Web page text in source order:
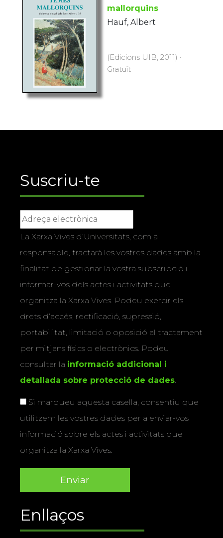
mallorquins
Hauf, Albert
(Edicions UIB, 2011) ·
Gratuït
Suscriu-te
La Xarxa Vives d’Universitats, com a
responsable, tractarà les vostres dades amb la
finalitat de gestionar la vostra subscripció i
informar-vos dels actes i activitats que
organitza la Xarxa Vives. Podeu exercir els
drets d’accés, rectificació, supressió,
portabilitat, limitació o oposició al tractament
per mitjans físics o electrònics. Podeu
consultar la informació addicional i
detallada sobre protecció de dades
Si marqueu aquesta casella, consentiu que
utilitzem les vostres dades per a enviar-vos
informació sobre els actes i activitats que
organitza la Xarxa Vives.
Enllaços